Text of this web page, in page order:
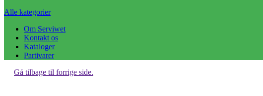
Alle kategorier
Om Serviwet
Kontakt os
Kataloger
Partivarer
Gå tilbage til forrige side.